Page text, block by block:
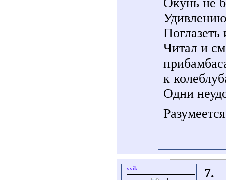
Поглазеть
Читал и
к
Одни
vvik 7.